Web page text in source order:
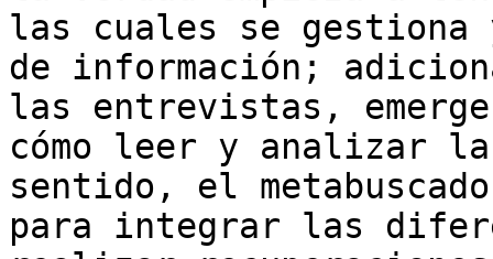
las cuales se gestiona
de información;
las entrevistas,
cómo leer y analizar
sentido, el
para integrar las